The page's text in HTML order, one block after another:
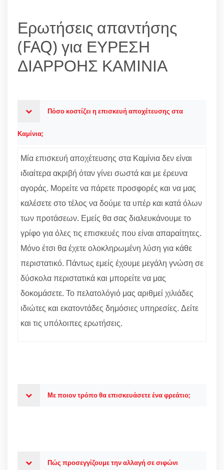
Ερωτήσεις απαντήσης
(FAQ) για ΕΥΡΕΣΗ
ΔΙΑΡΡΟΗΣ ΚΑΜΙΝΙΑ
Πόσο κοστίζει η επισκευή αποχέτευσης στα
Καμίνια;
Μία επισκευή αποχέτευσης στα Καμίνια δεν είναι
ιδιαίτερα ακριβή όταν γίνει σωστά και με έρευνα
αγοράς. Μορείτε να πάρετε προσφορές και να μας
καλέσετε στο τέλος να δούμε τα υπέρ και κατά όλων
των προτάσεων. Εμείς θα σας διαλευκάνουμε το
γρίφο για όλες τις επισκευές που είναι απαραίτητες.
Μόνο έτσι θα έχετε ολοκληρωμένη λύση για κάθε
περιστατικό. Πάντως εμείς έχουμε μεγάλη γνώση σε
δύσκολα περιστατικά και μπορείτε να μας
δοκομάσετε. Το πελατολόγιό μας αριθμεί χιλιάδες
ιδιώτες και εκατοντάδες δημόσιες υπηρεσίες. Δείτε
και τις υπόλοιπες ερωτήσεις.
Με ποιον τρόπο θα επισκευάσετε ένα φρεάτιο;
Πώς προσεγγίζουμε την αλλαγή σε σιφώνι